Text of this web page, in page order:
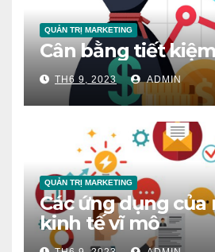
QUẢN TRỊ MARKETING
Cân bằng tiết
TH6 9, 2023 ADMIN
QUẢN TRỊ MARKETING
Các ứng dụng của
kinh tế vĩ mô